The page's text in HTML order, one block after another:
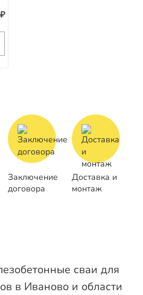
Заключение
договора
Доставка и
монтаж
сваи для
в Иваново и области